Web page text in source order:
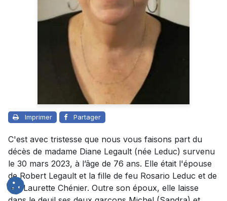
Imprimer Partager
C'est avec tristesse que nous vous faisons part du
décès de madame Diane Legault (née Leduc) survenu
le 30 mars 2023, à l’âge de 76 ans. Elle était l'épouse
de Robert Legault et la fille de feu Rosario Leduc et de
feu Laurette Chénier. Outre son époux, elle laisse